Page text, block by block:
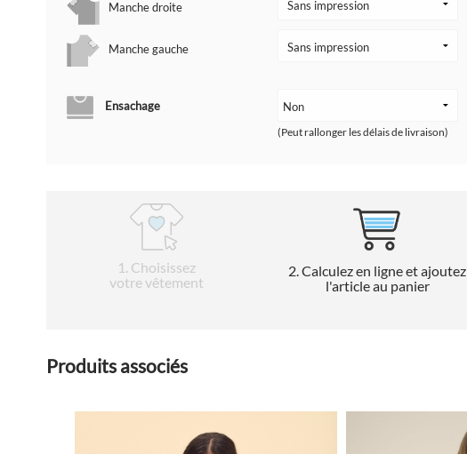
Manche droite
Manche gauche
Ensachage
(Peut rallonger les délais de livraison)
1 . Choisissez
votre vêtement
2 . Calculez en ligne et ajoutez
l'article au panier
Produits associés